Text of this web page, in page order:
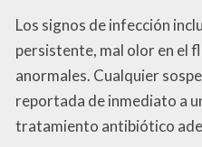
Los signos de infección
persistente, mal olor en el
anormales. Cualquier
reportada de inmediato a
tratamiento antibiótico